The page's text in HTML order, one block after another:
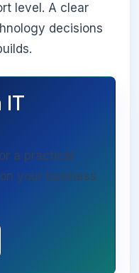
level. A clear
decisions
IT
a practical
your business